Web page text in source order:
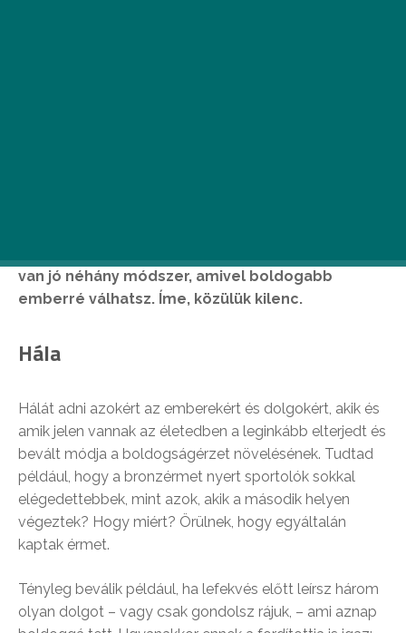
van jó néhány módszer, amivel boldogabb
emberré válhatsz. Íme, közülük kilenc.
Hála
Hálát adni azokért az emberekért és dolgokért, akik és
amik jelen vannak az életedben a leginkább elterjedt és
bevált módja a boldogságérzet növelésének. Tudtad
például, hogy a bronzérmet nyert sportolók sokkal
elégedettebbek, mint azok, akik a második helyen
végeztek? Hogy miért? Örülnek, hogy egyáltalán
kaptak érmet.
Tényleg beválik például, ha lefekvés előtt leírsz három
olyan dolgot – vagy csak gondolsz rájuk, – ami aznap